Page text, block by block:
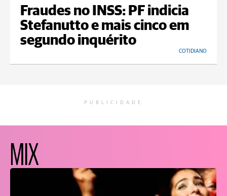
Fraudes no INSS: PF indicia
Stefanutto e mais cinco em
segundo inquérito
COTIDIANO
PUBLICIDADE
MIX